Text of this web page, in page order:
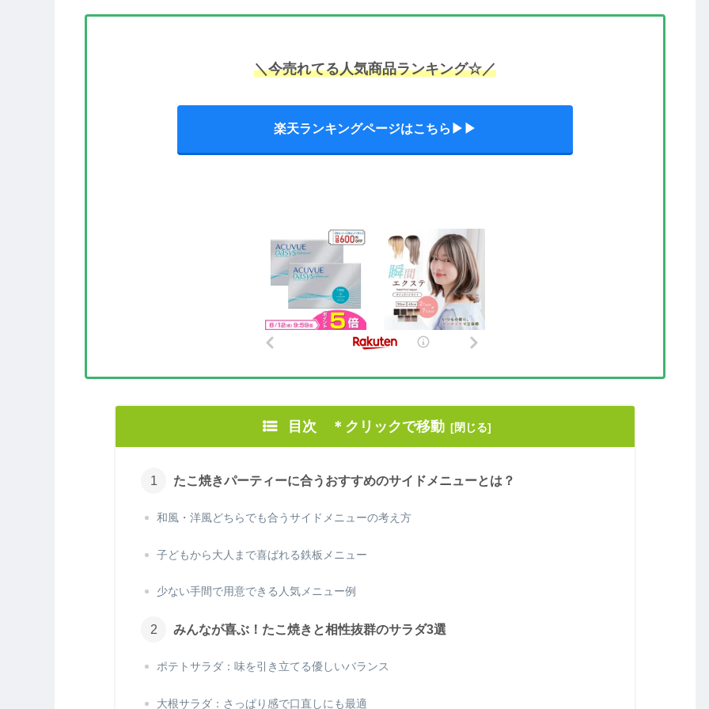
＼今売れてる人気商品ランキング☆／
楽天ランキングページはこちら▶▶
目次 ＊クリックで移動
たこ焼きパーティーに合うおすすめのサイドメニューとは？
和風・洋風どちらでも合うサイドメニューの考え方
子どもから大人まで喜ばれる鉄板メニュー
少ない手間で用意できる人気メニュー例
みんなが喜ぶ！たこ焼きと相性抜群のサラダ3選
ポテトサラダ：味を引き立てる優しいバランス
大根サラダ：さっぱり感で口直しにも最適